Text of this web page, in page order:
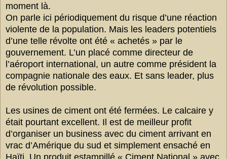
moment là.
On parle ici périodiquement du risque d’une réaction
violente de la population. Mais les leaders potentiels
d’une telle révolte ont été « achetés » par le
gouvernement. L’un placé comme directeur de
l’aéroport international, un autre comme président la
compagnie nationale des eaux. Et sans leader, plus
de révolution possible.
Les usines de ciment ont été fermées. Le calcaire y
était pourtant excellent. Il est de meilleur profit
d’organiser un business avec du ciment arrivant en
vrac d’Amérique du sud et simplement ensaché en
Haïti. Un produit estampillé « Ciment National » avec